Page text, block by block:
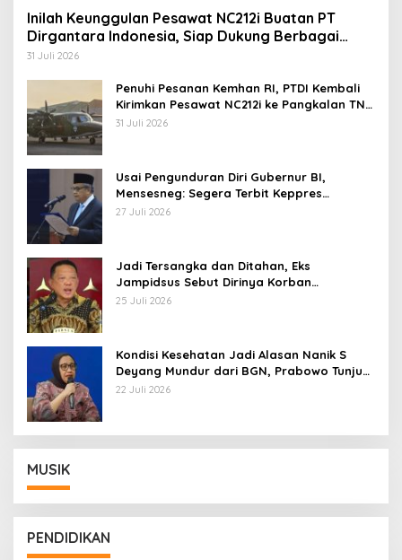
Inilah Keunggulan Pesawat NC212i Buatan PT
Dirgantara Indonesia, Siap Dukung Berbagai
Operasi TNI
31 Juli 2026
Penuhi Pesanan Kemhan RI, PTDI Kembali
Kirimkan Pesawat NC212i ke Pangkalan TNI
AU
31 Juli 2026
Usai Pengunduran Diri Gubernur BI,
Mensesneg: Segera Terbit Keppres
Pemberhentian dengan Hormat
27 Juli 2026
Jadi Tersangka dan Ditahan, Eks
Jampidsus Sebut Dirinya Korban
Kriminalisasi
25 Juli 2026
Kondisi Kesehatan Jadi Alasan Nanik S
Deyang Mundur dari BGN, Prabowo Tunjuk
Wamentan Sudaryono
22 Juli 2026
MUSIK
PENDIDIKAN